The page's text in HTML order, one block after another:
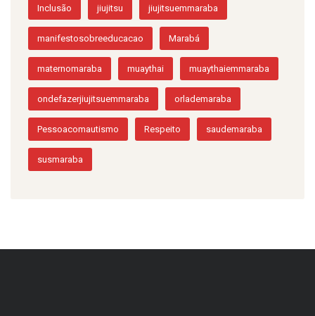
Inclusão jiujitsu jiujitsuemmaraba
manifestosobreeducacao Marabá
maternomaraba muaythai muaythaiemmaraba
ondefazerjiujitsuemmaraba orlademaraba
Pessoacomautismo Respeito saudemaraba
susmaraba